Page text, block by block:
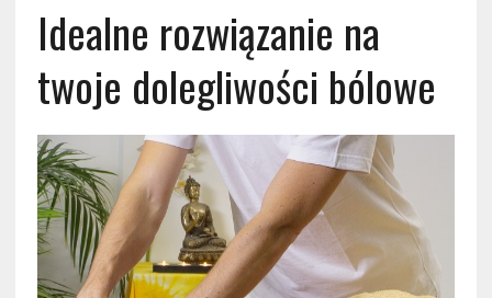
Idealne rozwiązanie na
twoje dolegliwości bólowe